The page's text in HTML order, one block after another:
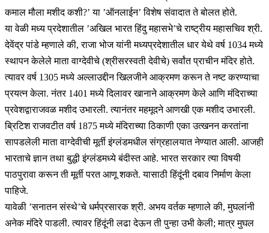
कमाल मौला मशीद कशी?’ या ’ऑनलाईन’ विशेष संवादात ते बोलत होते.
या वेळी मध्य प्रदेशातील ’अखिल भारत हिंदु महासभे’चे राष्ट्रीय महासचिव श्री.
देवेंद्र पांडे म्हणाले की, राजा भोज यांनी मध्यप्रदेशातील धार येथे वर्ष 1034 मध्ये
स्थापन केलेले माता वाग्देवीचे (श्रीसरस्वती देवीचे) सर्वांत प्राचीन मंदिर होते.
त्यावर वर्ष 1305 मध्ये अल्लाउद्दीन खिलजीने आक्रमण करून ते नष्ट करण्याचा
प्रयत्न केला. नंतर 1401 मध्ये दिलावर खानाने आक्रमण केले आणि मंदिराच्या
प्रवेशद्वाराजवळ मशीद उभारली. त्यानंतर महमूदने आणखी एक मशीद उभारली.
ब्रिटिश राजवटीत वर्ष 1875 मध्ये मंदिराच्या ठिकाणी एका उत्खनन करतांना
सापडलेली माता वाग्देवीची मूर्ती इंग्लंडमधील संग्रहालयात नेण्यात आली. आजही
भारताचे ज्ञान तथा बुद्धी इंग्लंडमध्ये बंदीस्त आहे. भारत सरकार त्या विषयी
पाठपुरावा करून ती मूर्ती परत आणू शकते. यासाठी हिंदूंनी दबाव निर्माण केला
पाहिजे.
यावेळी ’सनातन संस्थे’चे धर्मप्रसारक श्री. अभय वर्तक म्हणाले की, मुघलांनी
अनेक मंदिरे पाडली. त्यावर हिंदूंनी लढा देऊन ती पुन्हा उभी केली; मात्र मुघल